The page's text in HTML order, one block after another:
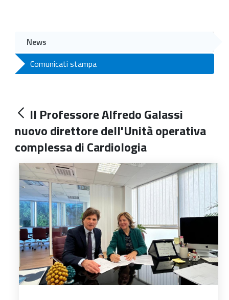
News
Comunicati stampa
Il Professore Alfredo Galassi
nuovo direttore dell'Unità operativa
complessa di Cardiologia